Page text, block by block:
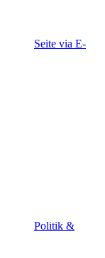
Seite via E-
Politik &